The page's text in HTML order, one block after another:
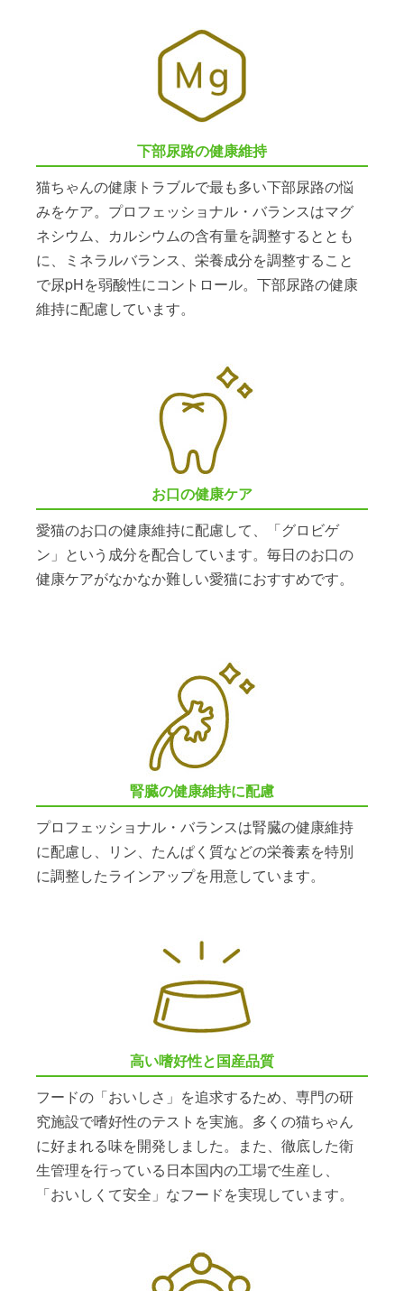
下部尿路の健康維持
猫ちゃんの健康トラブルで最も多い下部尿路の悩
みをケア。プロフェッショナル・バランスはマグ
ネシウム、カルシウムの含有量を調整するととも
に、ミネラルバランス、栄養成分を調整すること
で尿pHを弱酸性にコントロール。下部尿路の健康
維持に配慮しています。
お口の健康ケア
愛猫のお口の健康維持に配慮して、「グロビゲ
ン」という成分を配合しています。毎日のお口の
健康ケアがなかなか難しい愛猫におすすめです。
腎臓の健康維持に配慮
プロフェッショナル・バランスは腎臓の健康維持
に配慮し、リン、たんぱく質などの栄養素を特別
に調整したラインアップを用意しています。
高い嗜好性と国産品質
フードの「おいしさ」を追求するため、専門の研
究施設で嗜好性のテストを実施。多くの猫ちゃん
に好まれる味を開発しました。また、徹底した衛
生管理を行っている日本国内の工場で生産し、
「おいしくて安全」なフードを実現しています。